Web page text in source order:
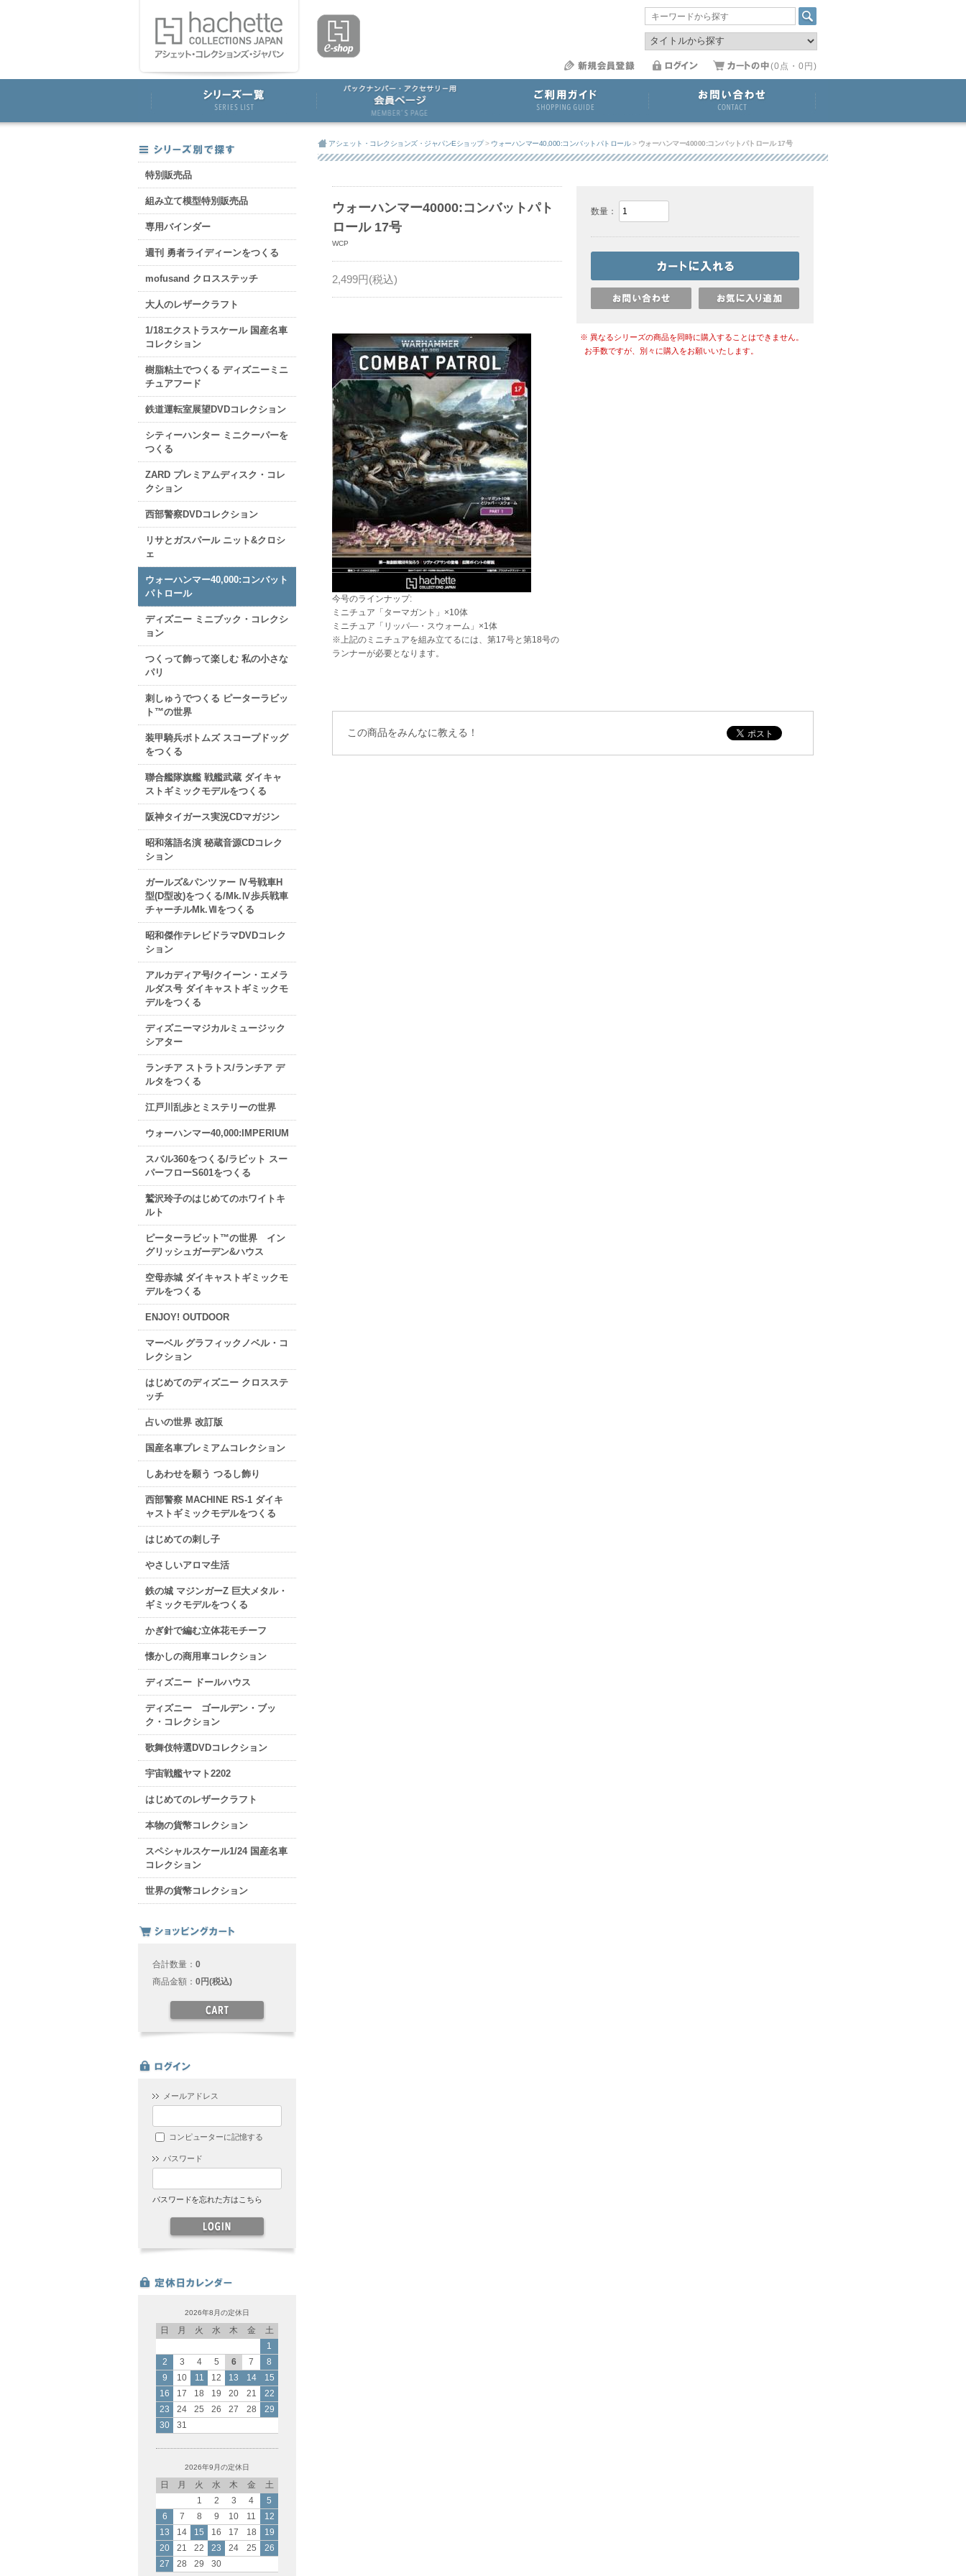
(0点・0円)
特別販売品
組み立て模型特別販売品
専用バインダー
週刊 勇者ライディーンをつくる
mofusand クロスステッチ
大人のレザークラフト
1/18エクストラスケール 国産名車
コレクション
樹脂粘土でつくる ディズニーミニ
チュアフード
鉄道運転室展望DVDコレクション
シティーハンター ミニクーパーを
つくる
ZARD プレミアムディスク・コレ
クション
西部警察DVDコレクション
リサとガスパール ニット&クロシ
ェ
ウォーハンマー40,000:コンバット
パトロール
ディズニー ミニブック・コレクシ
ョン
つくって飾って楽しむ 私の小さな
パリ
刺しゅうでつくる ピーターラビッ
ト™の世界
装甲騎兵ボトムズ スコープドッグ
をつくる
聯合艦隊旗艦 戦艦武蔵 ダイキャ
ストギミックモデルをつくる
阪神タイガース実況CDマガジン
昭和落語名演 秘蔵音源CDコレク
ション
ガールズ&パンツァー Ⅳ号戦車H
型(D型改)をつくる/Mk.Ⅳ歩兵戦車
チャーチルMk.Ⅶをつくる
昭和傑作テレビドラマDVDコレク
ション
アルカディア号/クイーン・エメラ
ルダス号 ダイキャストギミックモ
デルをつくる
ディズニーマジカルミュージック
シアター
ランチア ストラトス/ランチア デ
ルタをつくる
江戸川乱歩とミステリーの世界
ウォーハンマー40,000:IMPERIUM
スバル360をつくる/ラビット スー
パーフローS601をつくる
鷲沢玲子のはじめてのホワイトキ
ルト
ピーターラビット™の世界 イン
グリッシュガーデン&ハウス
空母赤城 ダイキャストギミックモ
デルをつくる
ENJOY! OUTDOOR
マーベル グラフィックノベル・コ
レクション
はじめてのディズニー クロスステ
ッチ
占いの世界 改訂版
国産名車プレミアムコレクション
しあわせを願う つるし飾り
西部警察 MACHINE RS-1 ダイキ
ャストギミックモデルをつくる
はじめての刺し子
やさしいアロマ生活
鉄の城 マジンガーZ 巨大メタル・
ギミックモデルをつくる
かぎ針で編む立体花モチーフ
懐かしの商用車コレクション
ディズニー ドールハウス
ディズニー ゴールデン・ブッ
ク・コレクション
歌舞伎特選DVDコレクション
宇宙戦艦ヤマト2202
はじめてのレザークラフト
本物の貨幣コレクション
スペシャルスケール1/24 国産名車
コレクション
世界の貨幣コレクション
合計数量： 0
商品金額： 0円(税込)
メールアドレス
コンピューターに記憶する
パスワード
パスワードを忘れた方はこちら
2026年8月の定休日
日 月 火 水 木 金
土
1
2
3 4 5 6 7
8
9
10 11 12 13 14
15
16
17 18 19 20 21
22
23
24 25 26 27 28
29
30
31
2026年9月の定休日
日 月 火 水 木 金
土
1
2 3 4
5
6
7 8 9 10 11
12
13
14 15 16 17 18
19
20
21 22 23 24 25
26
27
28 29 30
アシェット・コレクションズ・ジャパンEショップ> ウォーハンマー40,000:コンバットパトロール> ウォーハンマー40000:コンバットパトロール 17号
ウォーハンマー40000:コンバットパト
ロール 17号
WCP
2,499円(税込)
今号のラインナップ:
ミニチュア「ターマガント」×10体
ミニチュア「リッパ―・スウォーム」×1体
※上記のミニチュアを組み立てるには、第17号と第18号の
ランナーが必要となります。
数量：
※ 異なるシリーズの商品を同時に購入することはできません。
お手数ですが、別々に購入をお願いいたします。
この商品をみんなに教える！